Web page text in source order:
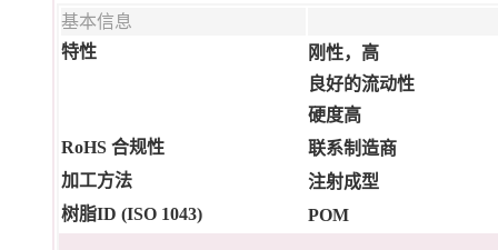
基本信息
特性
刚性，高
良好的流动性
硬度高
RoHS 合规性
联系制造商
加工方法
注射成型
树脂ID (ISO 1043)
POM